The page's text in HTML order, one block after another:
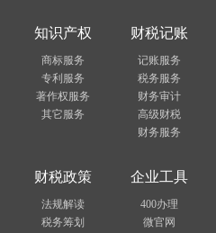
知识产权
商标服务
专利服务
著作权服务
其它服务
财税记账
记账服务
税务服务
财务审计
高级财税
财务服务
财税政策
法规解读
税务筹划
企业工具
400办理
微官网